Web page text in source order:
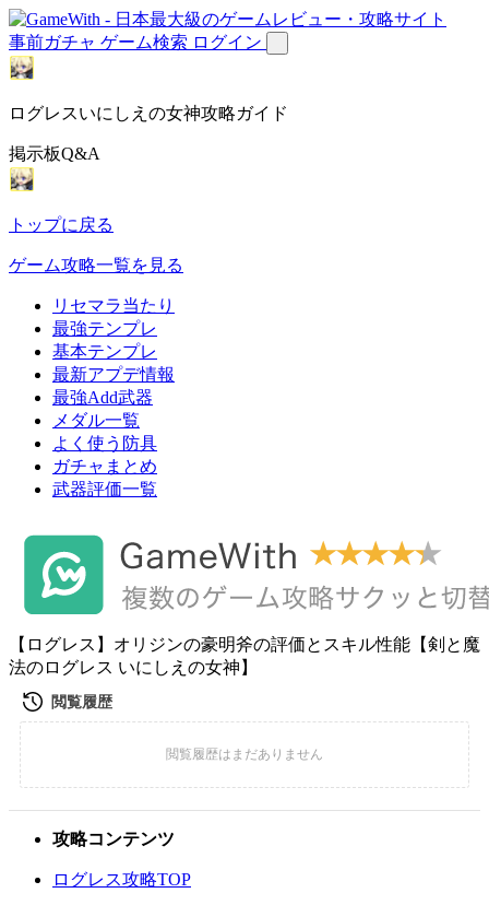
事前ガチャ ゲーム検索 ログイン
ログレスいにしえの女神攻略ガイド
掲示板Q&A
トップに戻る
ゲーム攻略一覧を見る
リセマラ当たり
最強テンプレ
基本テンプレ
最新アプデ情報
最強Add武器
メダル一覧
よく使う防具
ガチャまとめ
武器評価一覧
【ログレス】オリジンの豪明斧の評価とスキル性能【剣と魔
法のログレス いにしえの女神】
攻略コンテンツ
ログレス攻略TOP